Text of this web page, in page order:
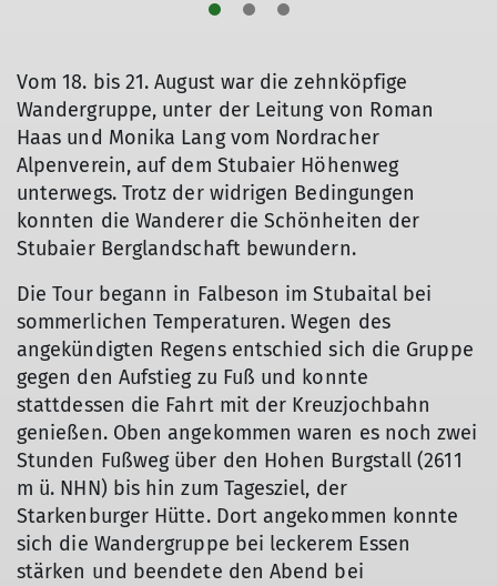
© Roman Haas
Vom 18. bis 21. August war die zehnköpfige
Wandergruppe, unter der Leitung von Roman
Haas und Monika Lang vom Nordracher
Alpenverein, auf dem Stubaier Höhenweg
unterwegs. Trotz der widrigen Bedingungen
konnten die Wanderer die Schönheiten der
Stubaier Berglandschaft bewundern.
Die Tour begann in Falbeson im Stubaital bei
sommerlichen Temperaturen. Wegen des
angekündigten Regens entschied sich die Gruppe
gegen den Aufstieg zu Fuß und konnte
stattdessen die Fahrt mit der Kreuzjochbahn
genießen. Oben angekommen waren es noch zwei
Stunden Fußweg über den Hohen Burgstall (2611
m ü. NHN) bis hin zum Tagesziel, der
Starkenburger Hütte. Dort angekommen konnte
sich die Wandergruppe bei leckerem Essen
stärken und beendete den Abend bei
© Roman Haas
© Roman Haas
© Roman Haas